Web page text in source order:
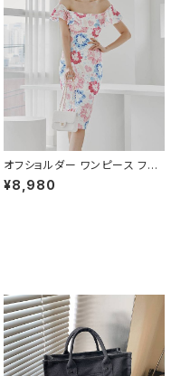
フォーマル リゾート パーティー
人気 大人可愛い ホワイト C-O
オフショルダー ワンピース フラ
ワー柄 タイトワンピース ドレス
花柄ワンピ 春夏 エレガント 大
¥8,980